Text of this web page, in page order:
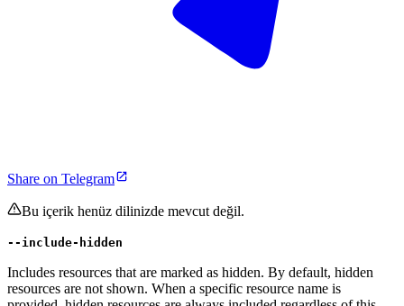
Share on Telegram
Bu içerik henüz dilinizde mevcut değil.
--include-hidden
Includes resources that are marked as hidden. By default, hidden
resources are not shown. When a specific resource name is